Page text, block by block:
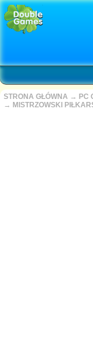
STRONA GŁÓWNA → PC
→ MISTRZOWSKI